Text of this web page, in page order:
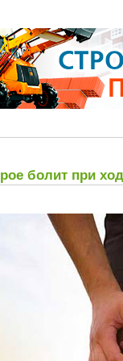
болит при